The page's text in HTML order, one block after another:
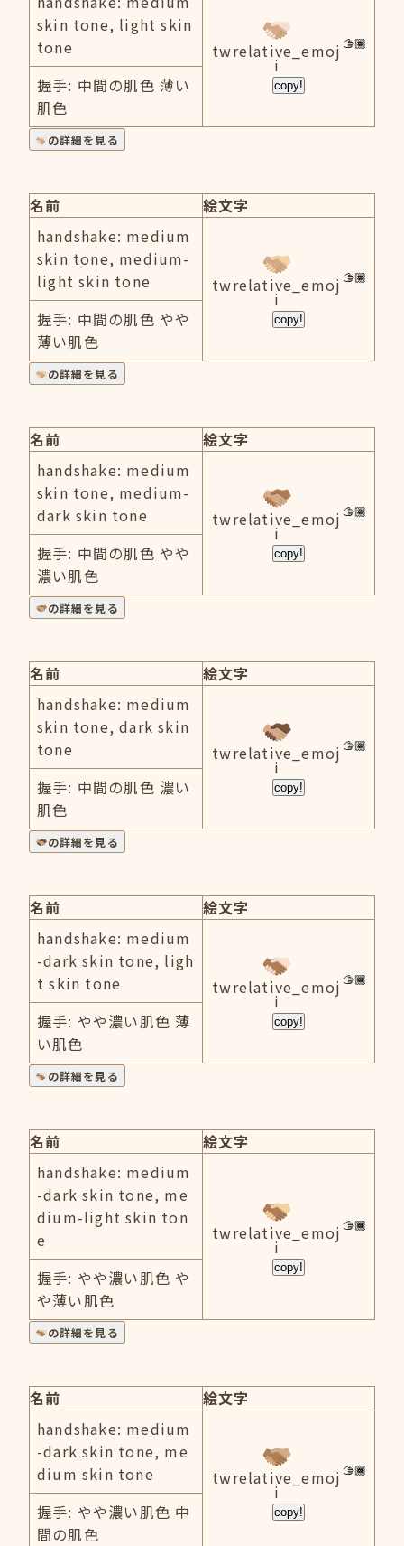
skin tone, light skin
tone
twrelative_emoj
i
copy!
握手: 中間の肌色 薄い
肌色
の詳細を見る
名前
絵文字
handshake: medium
skin tone, medium-
light skin tone
twrelative_emoj
i
copy!
握手: 中間の肌色 やや
薄い肌色
の詳細を見る
名前
絵文字
handshake: medium
skin tone, medium-
dark skin tone
twrelative_emoj
i
copy!
握手: 中間の肌色 やや
濃い肌色
の詳細を見る
名前
絵文字
handshake: medium
skin tone, dark skin
tone
twrelative_emoj
i
copy!
握手: 中間の肌色 濃い
肌色
の詳細を見る
名前
絵文字
handshake: medium
-dark skin tone, ligh
t skin tone
twrelative_emoj
i
copy!
握手: やや濃い肌色 薄
い肌色
の詳細を見る
名前
絵文字
handshake: medium
-dark skin tone, me
dium-light skin ton
e
twrelative_emoj
i
copy!
握手: やや濃い肌色 や
や薄い肌色
の詳細を見る
名前
絵文字
handshake: medium
-dark skin tone, me
dium skin tone
twrelative_emoj
i
copy!
握手: やや濃い肌色 中
間の肌色